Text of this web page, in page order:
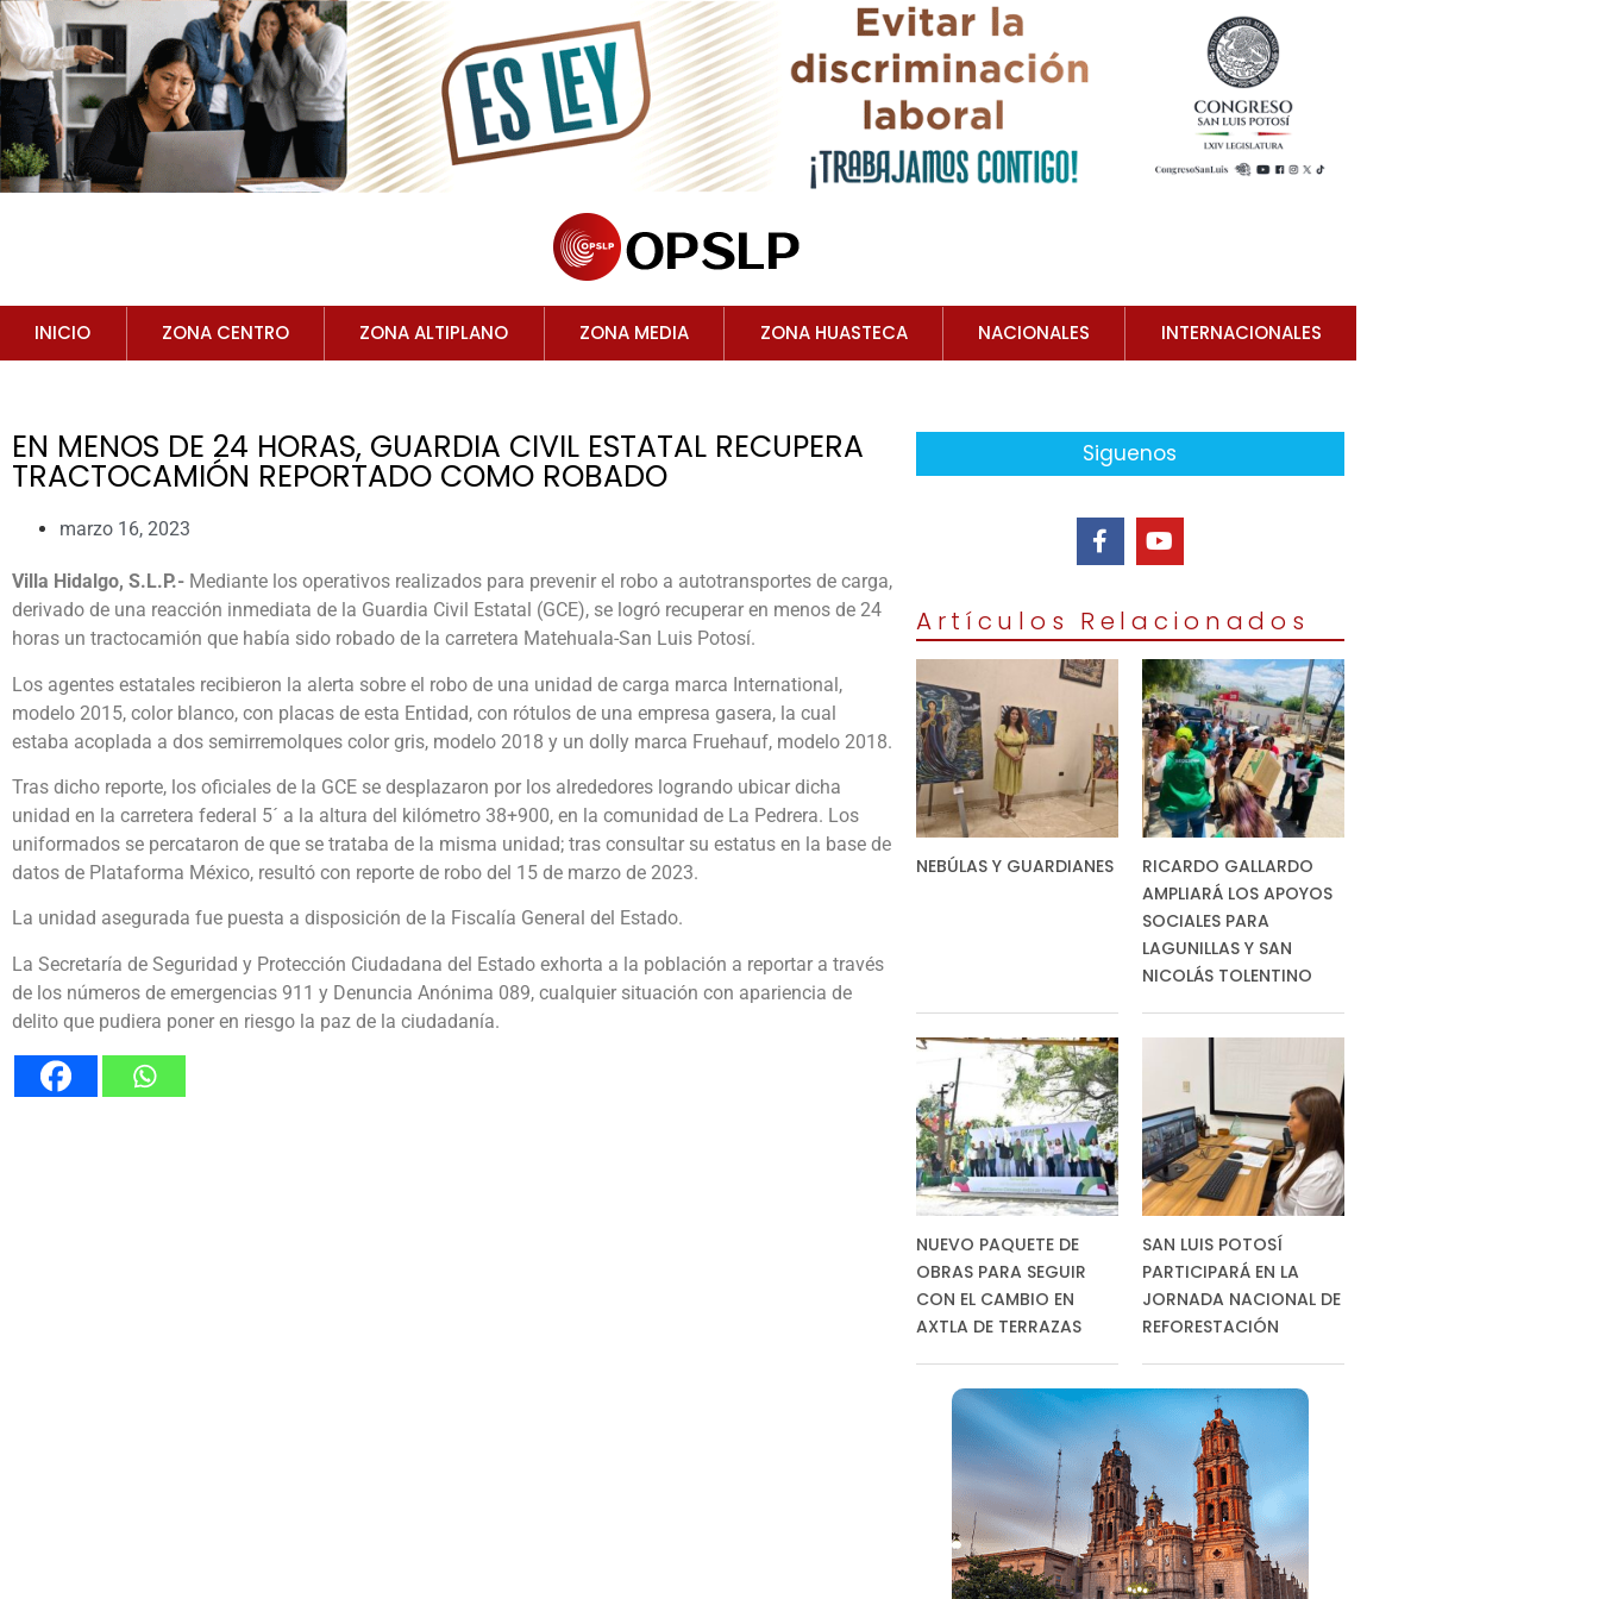
INICIO ZONA CENTRO ZONA ALTIPLANO ZONA MEDIA ZONA HUASTECA NACIONALES INTERNACIONALES
EN MENOS DE 24 HORAS, GUARDIA CIVIL ESTATAL RECUPERA
TRACTOCAMIÓN REPORTADO COMO ROBADO
marzo 16, 2023
Villa Hidalgo, S.L.P.- Mediante los operativos realizados para prevenir el robo a autotransportes de carga,
derivado de una reacción inmediata de la Guardia Civil Estatal (GCE), se logró recuperar en menos de 24
horas un tractocamión que había sido robado de la carretera Matehuala-San Luis Potosí.
Los agentes estatales recibieron la alerta sobre el robo de una unidad de carga marca International,
modelo 2015, color blanco, con placas de esta Entidad, con rótulos de una empresa gasera, la cual
estaba acoplada a dos semirremolques color gris, modelo 2018 y un dolly marca Fruehauf, modelo 2018.
Tras dicho reporte, los oficiales de la GCE se desplazaron por los alrededores logrando ubicar dicha
unidad en la carretera federal 5´ a la altura del kilómetro 38+900, en la comunidad de La Pedrera. Los
uniformados se percataron de que se trataba de la misma unidad; tras consultar su estatus en la base de
datos de Plataforma México, resultó con reporte de robo del 15 de marzo de 2023.
La unidad asegurada fue puesta a disposición de la Fiscalía General del Estado.
La Secretaría de Seguridad y Protección Ciudadana del Estado exhorta a la población a reportar a través
de los números de emergencias 911 y Denuncia Anónima 089, cualquier situación con apariencia de
delito que pudiera poner en riesgo la paz de la ciudadanía.
Siguenos
Artículos Relacionados
NEBÚLAS Y GUARDIANES
RICARDO GALLARDO
AMPLIARÁ LOS APOYOS
SOCIALES PARA
LAGUNILLAS Y SAN
NICOLÁS TOLENTINO
NUEVO PAQUETE DE
OBRAS PARA SEGUIR
CON EL CAMBIO EN
AXTLA DE TERRAZAS
SAN LUIS POTOSÍ
PARTICIPARÁ EN LA
JORNADA NACIONAL DE
REFORESTACIÓN